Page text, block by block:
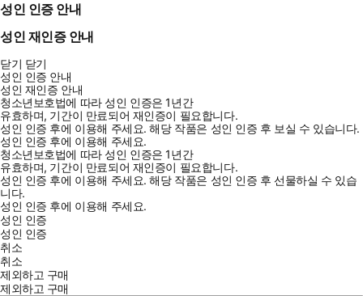
성인 인증 안내
성인 재인증 안내
닫기 닫기
성인 인증 안내
성인 재인증 안내
청소년보호법에 따라 성인 인증은 1년간
유효하며, 기간이 만료되어 재인증이 필요합니다.
성인 인증 후에 이용해 주세요.해당 작품은 성인 인증 후 보실 수 있습니다.
성인 인증 후에 이용해 주세요.
청소년보호법에 따라 성인 인증은 1년간
유효하며, 기간이 만료되어 재인증이 필요합니다.
성인 인증 후에 이용해 주세요.해당 작품은 성인 인증 후 선물하실 수 있습
니다.
성인 인증 후에 이용해 주세요.
성인 인증
성인 인증
취소
취소
제외하고 구매
제외하고 구매